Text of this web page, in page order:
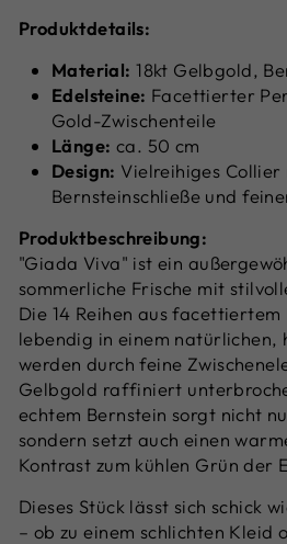
Produktdetails:
Material: 18kt Gelbgold,
Edelsteine: Facettierter
Gold-Zwischenteile
Länge: ca. 50 cm
Design: Vielreihiges
Bernsteinschließe und
Produktbeschreibung:
"Giada Viva" ist ein
sommerliche Frische mit
Die 14 Reihen aus
lebendig in einem natürlichen,
werden durch feine
Gelbgold raffiniert
echtem Bernstein sorgt nicht
sondern setzt auch einen
Kontrast zum kühlen Grün der
Dieses Stück lässt sich schick
– ob zu einem schlichten Kleid